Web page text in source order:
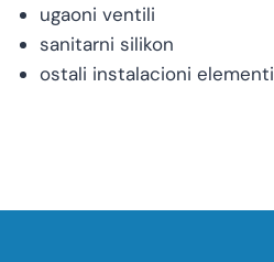
ugaoni ventili
sanitarni silikon
ostali instalacioni elementi